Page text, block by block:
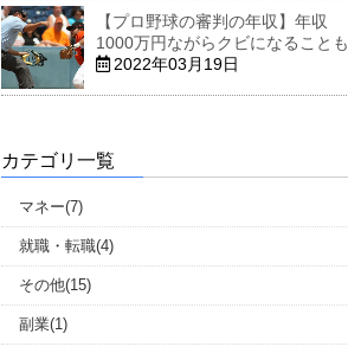
【プロ野球の審判の年収】年収
1000万円ながらクビになることも
2022年03月19日
カテゴリ一覧
マネー(7)
就職・転職(4)
その他(15)
副業(1)